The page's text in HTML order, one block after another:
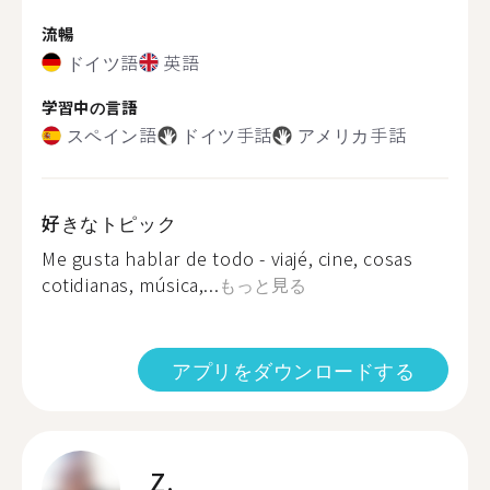
流暢
ドイツ語 英語
学習中の言語
スペイン語 ドイツ手話 アメリカ手話
好きなトピック
Me gusta hablar de todo - viajé, cine, cosas
cotidianas, música,...もっと見る
アプリをダウンロードする
Z.